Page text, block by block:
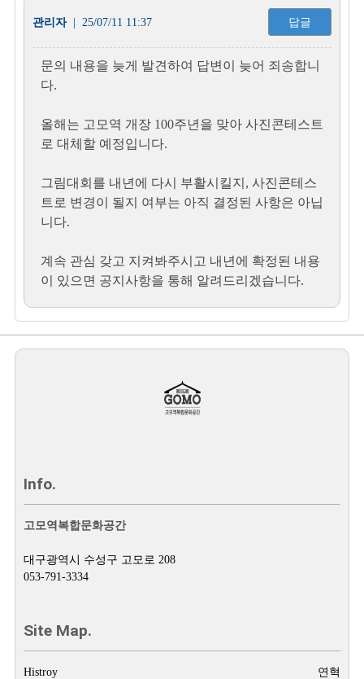
답글
관리자| 25/07/11 11:37
문의 내용을 늦게 발견하여 답변이 늦어 죄송합니
다.
올해는 고모역 개장 100주년을 맞아 사진콘테스트
로 대체할 예정입니다.
그림대회를 내년에 다시 부활시킬지, 사진콘테스
트로 변경이 될지 여부는 아직 결정된 사항은 아닙
니다.
계속 관심 갖고 지켜봐주시고 내년에 확정된 내용
이 있으면 공지사항을 통해 알려드리겠습니다.
Info.
고모역복합문화공간
대구광역시 수성구 고모로 208
053-791-3334
Site Map.
Histroy 연혁